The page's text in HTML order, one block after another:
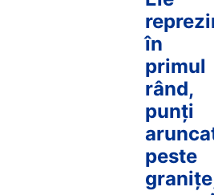
în
primul
rând,
punți
peste